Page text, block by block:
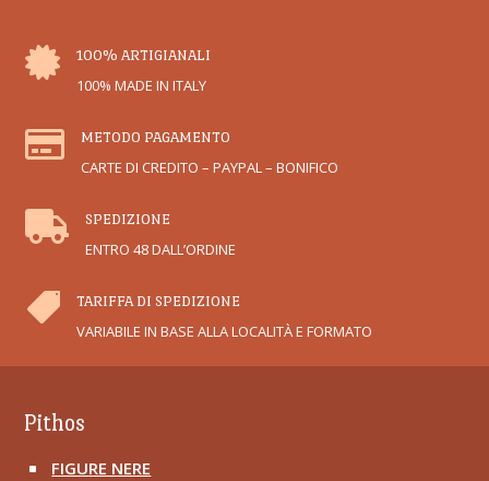
 100% ARTIGIANALI
100% MADE IN ITALY
 METODO PAGAMENTO
CARTE DI CREDITO – PAYPAL – BONIFICO
 SPEDIZIONE
ENTRO 48 DALL’ORDINE
 TARIFFA DI SPEDIZIONE
VARIABILE IN BASE ALLA LOCALITÀ E FORMATO
Pithos
^ FIGURE NERE